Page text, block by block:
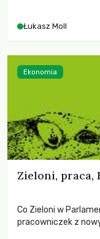
Łukasz Moll
Zieloni, praca,
Co Zieloni w
pracowniczek z
Ekonomia